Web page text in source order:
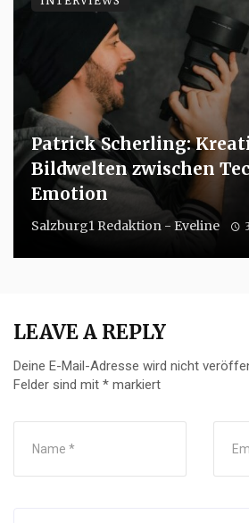
Patrick Scherling:
Bildwelten zwischen
Emotion
Salzburg1 Redaktion - Eveline
LEAVE A REPLY
Deine E-Mail-Adresse wird nicht
Felder sind mit * markiert